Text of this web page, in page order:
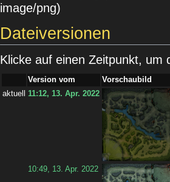
image/png)
Dateiversionen
Klicke auf einen Zeitpunkt, um
Version vom
Vorschaubild
aktuell
11:12, 13. Apr. 2022
10:49, 13. Apr. 2022